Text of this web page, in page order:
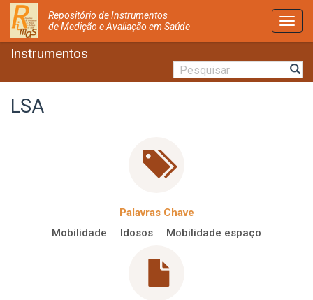
Repositório de Instrumentos
de Medição e Avaliação em Saúde
Instrumentos
LSA
Palavras Chave
Mobilidade
Idosos Mobilidade espaço